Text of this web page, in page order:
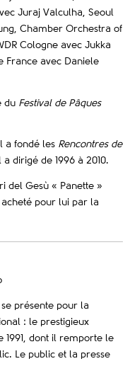
Juraj Valculha, Seoul
Chamber Orchestra of
Cologne avec Jukka
France avec Daniele
du Festival de Pâques
a fondé les Rencontres de
a dirigé de 1996 à 2010.
del Gesù « Panette »
acheté pour lui par la
se présente pour la
: le prestigieux
1991, dont il remporte le
Le public et la presse